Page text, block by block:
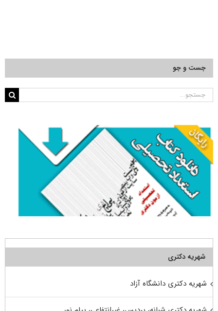
جست و جو
جستجو
شهریه دکتری
شهریه دکتری دانشگاه آزاد